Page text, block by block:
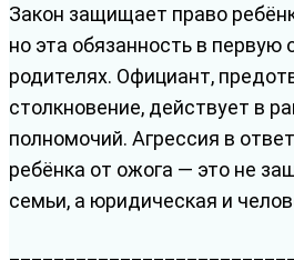
Закон защищает право
но эта обязанность в первую
родителях. Официант,
столкновение, действует в
полномочий. Агрессия в
ребёнка от ожога — это не
семьи, а юридическая и